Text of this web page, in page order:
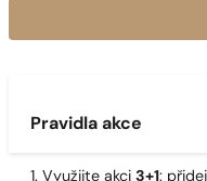
Pravidla akce
1. Využijte akci 3+1: